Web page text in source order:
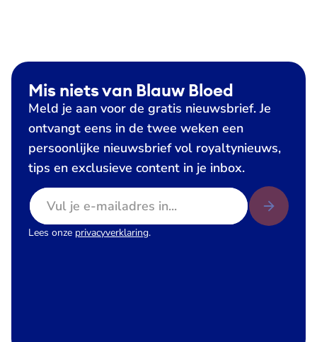
Mis niets van Blauw Bloed
Meld je aan voor de gratis nieuwsbrief. Je
ontvangt eens in de twee weken een
persoonlijke nieuwsbrief vol royaltynieuws,
tips en exclusieve content in je inbox.
E-mailadres
Lees onze privacyverklaring.